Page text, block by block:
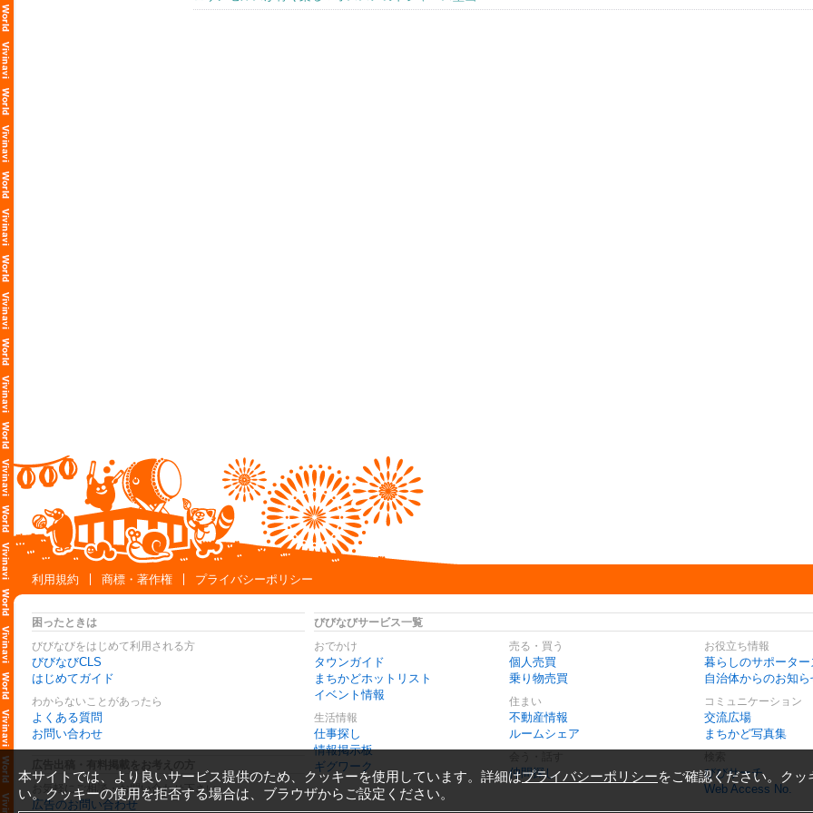
利用規約
商標・著作権 プライバシーポリシー
困ったときは
びびなびをはじめて利用される方
びびなびCLS
はじめてガイド
わからないことがあったら
よくある質問
お問い合わせ
お気軽にご相談・お問い合わせ下さい
広告のお問い合わせ
びびなびサービス一覧
おでかけ
タウンガイド
まちかどホットリスト
イベント情報
生活情報
仕事探し
情報掲示板
ギグワーク
売る・買う
個人売買
乗り物売買
住まい
不動産情報
ルームシェア
仲間探し
お役立ち情報
暮らしのサポーター
自治体からのお知ら
コミュニケーション
交流広場
まちかど写真集
びびサーチ
Web Access No.
本サイトでは、より良いサービス提供のため、クッキーを使用しています。詳細はプライバシーポリシーをご確認ください。ク
い。クッキーの使用を拒否する場合は、ブラウザからご設定ください。